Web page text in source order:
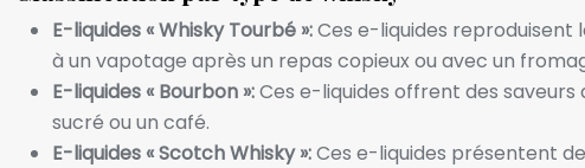
E-liquides « Whisky Tourbé »:Ces e-liquides reproduisent
à un vapotage après un repas copieux ou avec un
E-liquides « Bourbon »:Ces e-liquides offrent des
sucré ou un café.
E-liquides « Scotch Whisky »:Ces e-liquides présentent